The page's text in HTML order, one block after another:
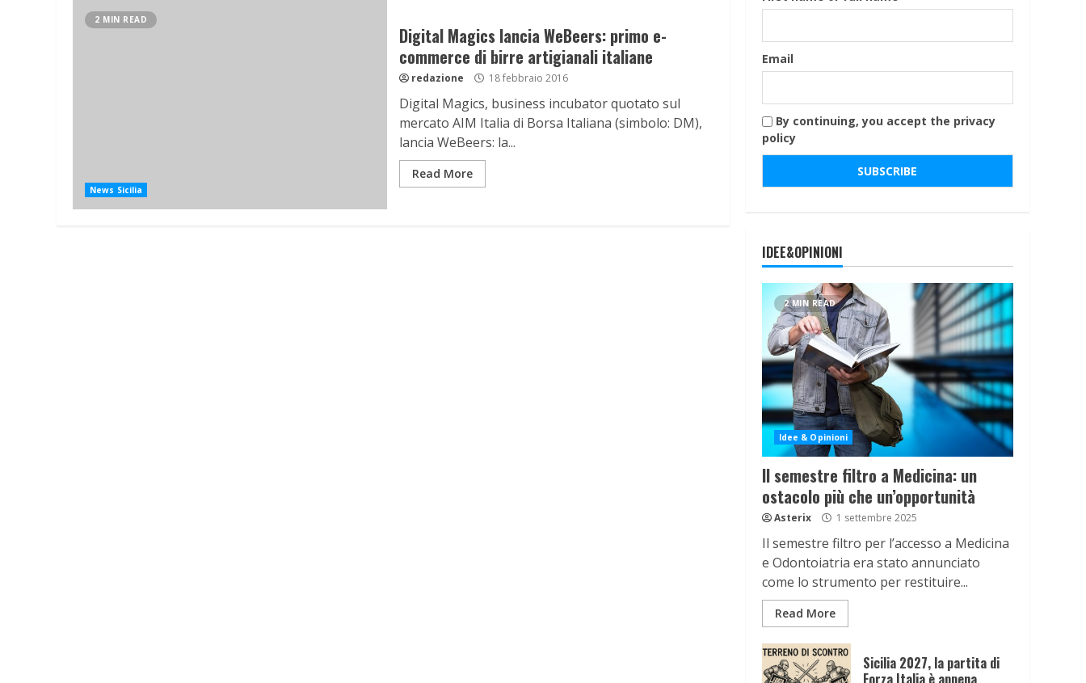
2 MIN READ
News Sicilia
Digital Magics lancia WeBeers: primo e-
commerce di birre artigianali italiane
redazione 18 febbraio 2016
Digital Magics, business incubator quotato sul
mercato AIM Italia di Borsa Italiana (simbolo: DM),
lancia WeBeers: la...
Read More
Email
By continuing, you accept the privacy
policy
IDEE&OPINIONI
2 MIN READ
Idee & Opinioni
Il semestre filtro a Medicina: un
ostacolo più che un’opportunità
Asterix 1 settembre 2025
Il semestre filtro per l’accesso a Medicina
e Odontoiatria era stato annunciato
come lo strumento per restituire...
Read More
Sicilia 2027, la partita di
Forza Italia è appena